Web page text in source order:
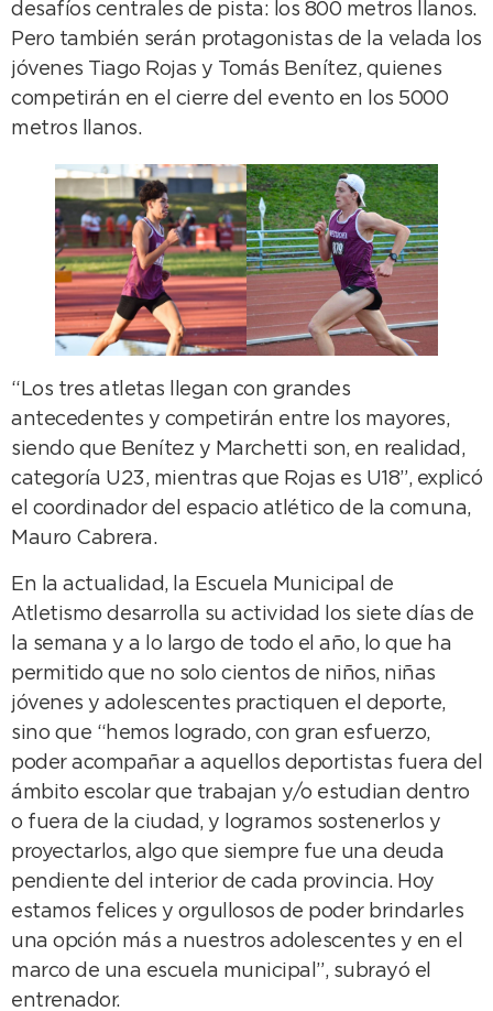
desafíos centrales de pista: los 800 metros llanos.
Pero también serán protagonistas de la velada los
jóvenes Tiago Rojas y Tomás Benítez, quienes
competirán en el cierre del evento en los 5000
metros llanos.
“Los tres atletas llegan con grandes
antecedentes y competirán entre los mayores,
siendo que Benítez y Marchetti son, en realidad,
categoría U23, mientras que Rojas es U18”, explicó
el coordinador del espacio atlético de la comuna,
Mauro Cabrera.
En la actualidad, la Escuela Municipal de
Atletismo desarrolla su actividad los siete días de
la semana y a lo largo de todo el año, lo que ha
permitido que no solo cientos de niños, niñas
jóvenes y adolescentes practiquen el deporte,
sino que “hemos logrado, con gran esfuerzo,
poder acompañar a aquellos deportistas fuera del
ámbito escolar que trabajan y/o estudian dentro
o fuera de la ciudad, y logramos sostenerlos y
proyectarlos, algo que siempre fue una deuda
pendiente del interior de cada provincia. Hoy
estamos felices y orgullosos de poder brindarles
una opción más a nuestros adolescentes y en el
marco de una escuela municipal”, subrayó el
entrenador.